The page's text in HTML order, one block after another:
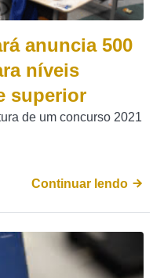
anuncia 500
níveis
superior
de um concurso 2021
Continuar lendo